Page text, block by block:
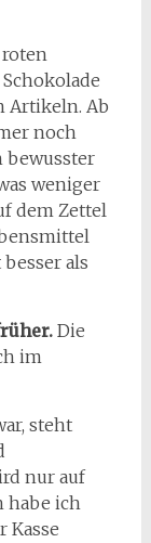
roten
Artikeln. Ab
noch
bewusster
weniger
dem Zettel
als
Die
im
steht
nur auf
habe ich
Kasse